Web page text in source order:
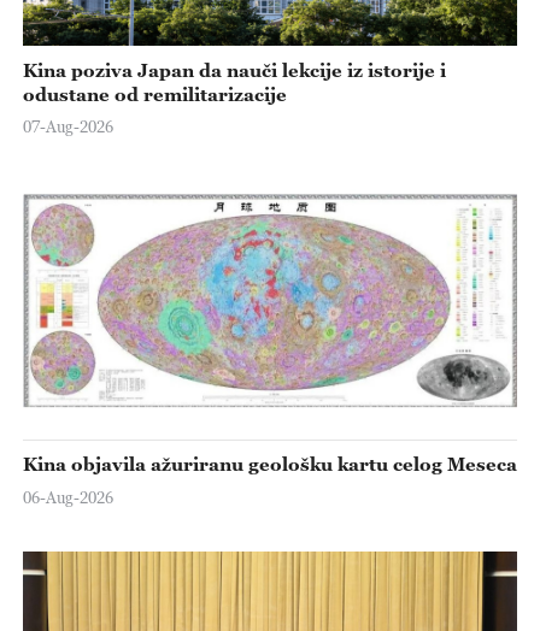
Kina poziva Japan da nauči lekcije iz istorije i
odustane od remilitarizacije
07-Aug-2026
Kina objavila ažuriranu geološku kartu celog Meseca
06-Aug-2026